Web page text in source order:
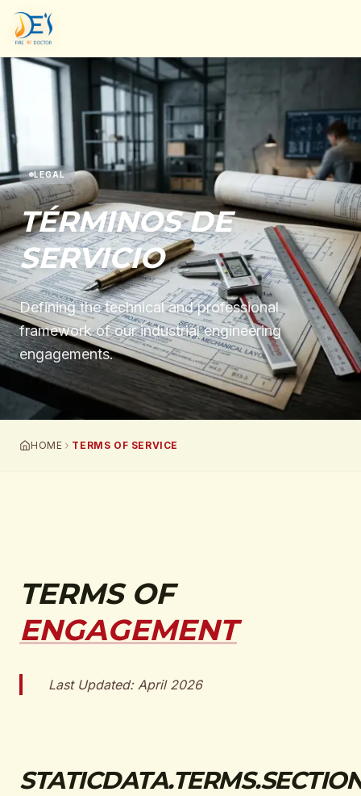
LEGAL
TÉRMINOS DE
SERVICIO
Defining the technical and professional
framework of our industrial engineering
engagements.
HOME TERMS OF SERVICE
TERMS OF
ENGAGEMENT
Last Updated: April 2026